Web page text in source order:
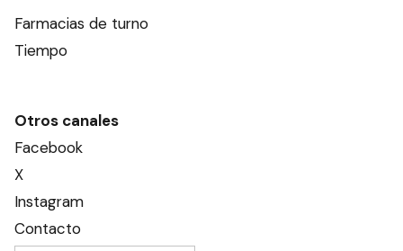
Farmacias de turno
Tiempo
Otros canales
Facebook
X
Instagram
Contacto